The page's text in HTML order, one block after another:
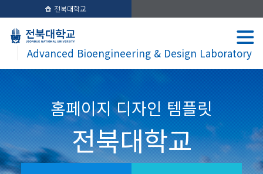
전북대학교
Advanced Bioengineering & Design Laboratory
홈페이지 디자인 템플릿
전북대학교